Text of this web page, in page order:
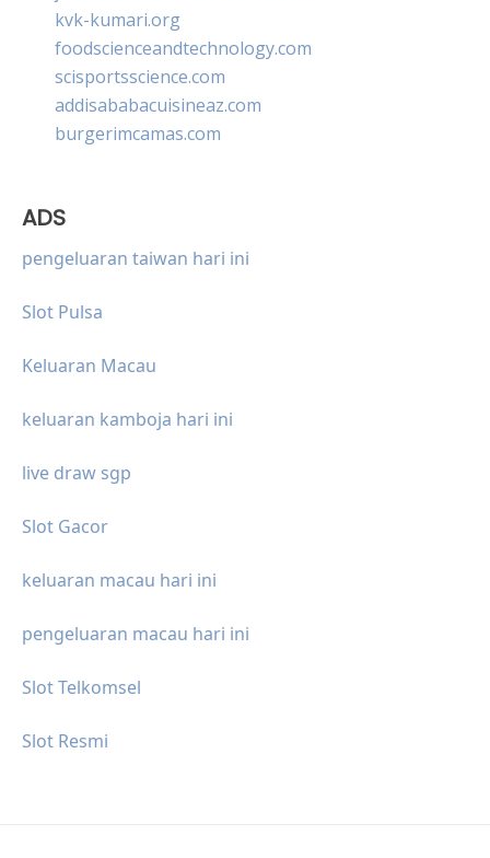
kvk-kumari.org
foodscienceandtechnology.com
scisportsscience.com
addisababacuisineaz.com
burgerimcamas.com
ADS
pengeluaran taiwan hari ini
Slot Pulsa
Keluaran Macau
keluaran kamboja hari ini
live draw sgp
Slot Gacor
keluaran macau hari ini
pengeluaran macau hari ini
Slot Telkomsel
Slot Resmi